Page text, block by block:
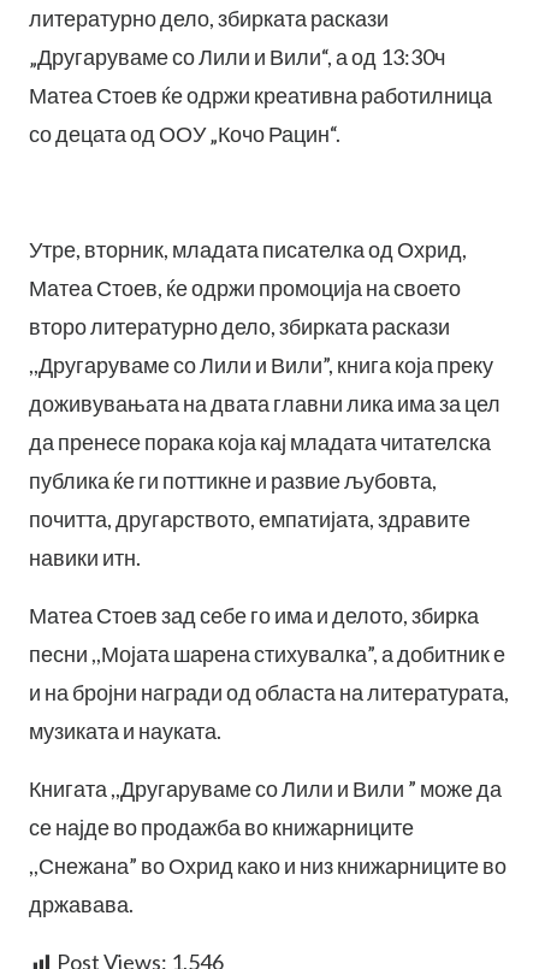
литературно дело, збирката раскази
„Другаруваме со Лили и Вили“, а од 13:30ч
Матеа Стоев ќе одржи креативна работилница
со децата од ООУ „Кочо Рацин“.
Утре, вторник, младата писателка од Охрид,
Матеа Стоев, ќе одржи промоција на своето
второ литературно дело, збирката раскази
,,Другаруваме со Лили и Вили”, книга која преку
доживувањата на двата главни лика има за цел
да пренесе порака која кај младата читателска
публика ќе ги поттикне и развие љубовта,
почитта, другарството, емпатијата, здравите
навики итн.
Матеа Стоев зад себе го има и делото, збирка
песни ,,Мојата шарена стихувалка”, а добитник е
и на бројни награди од областа на литературата,
музиката и науката.
Книгата ,,Другаруваме со Лили и Вили ” може да
се најде во продажба во книжарниците
,,Снежана” во Охрид како и низ книжарниците во
државава.
Post Views: 1,546